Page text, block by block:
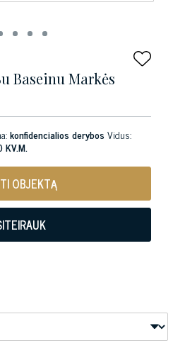
Baseinu Markės
konfidencialios derybos Vidus:
OBJEKTĄ